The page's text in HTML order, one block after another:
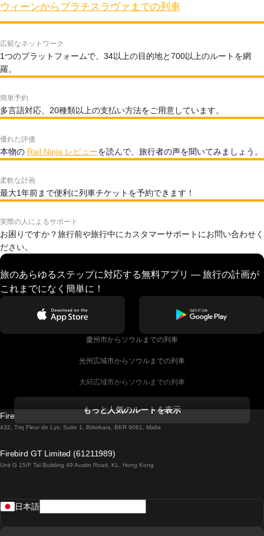
ウィーンからブラチスラヴァまでの列車
広範なネットワーク
1つのプラットフォームで、34以上の目的地と700以上のルートを網
羅。
簡単予約
多言語対応、20種類以上の支払い方法をご用意しています。
優れた評価
本物の Rail Ninja レビューを読んで、旅行者の声を聞いてみましょう。
柔軟な計画
最大1年前まで便利に列車チケットを予約できます！
実際の人によるサポート
お困りですか？旅行前や旅行中にカスタマーサポートにお問い合わせく
ださい。
旅のあらゆるステップに対応する無料アプリ — 旅行の計画が
これまでになく簡単に！
慶州市からソウルまでの列車
光州広域市からソウルまでの列車
大邱広域市からソウルまでの列車
ダブリンからゴールウェイまでの列車
ローマからナポリまでの列車
もっと人気のルートを表示
Firebird GT Limited (OC 1451)
432, Triq Fleur de Lys, Suite 1, Birkirkara, BKR 9061, Malta
Firebird GT Limited (61211989)
Unit G 15/F Tal Building 49 Austin Road, KL, Hong Kong
日本語